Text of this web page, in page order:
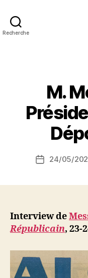
Recherche
M.
Date24/05/
Interview de
Républicain, 23-